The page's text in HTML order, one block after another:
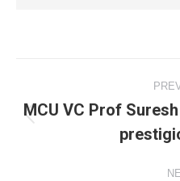
navigation
MCU VC Prof